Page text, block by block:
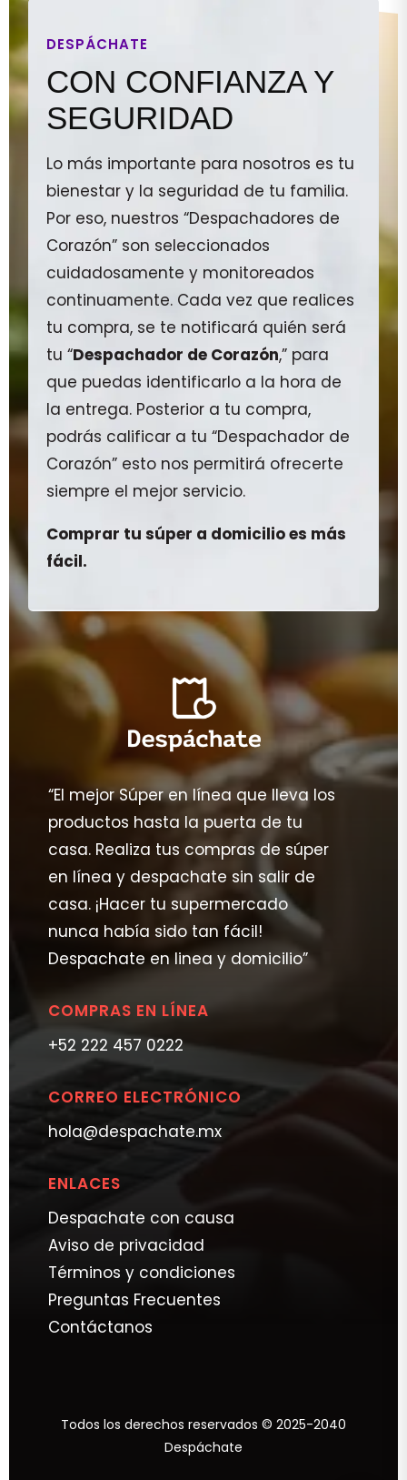
DESPÁCHATE
CON CONFIANZA Y
SEGURIDAD
Lo más importante para nosotros es tu
bienestar y la seguridad de tu familia.
Por eso, nuestros “Despachadores de
Corazón” son seleccionados
cuidadosamente y monitoreados
continuamente. Cada vez que realices
tu compra, se te notificará quién será
tu “Despachador de Corazón,” para
que puedas identificarlo a la hora de
la entrega. Posterior a tu compra,
podrás calificar a tu “Despachador de
Corazón” esto nos permitirá ofrecerte
siempre el mejor servicio.
Comprar tu súper a domicilio es más
fácil.
“El mejor Súper en línea que lleva los
productos hasta la puerta de tu
casa. Realiza tus compras de súper
en línea y despachate sin salir de
casa. ¡Hacer tu supermercado
nunca había sido tan fácil!
Despachate en linea y domicilio”
COMPRAS EN LÍNEA
+52 222 457 0222
CORREO ELECTRÓNICO
hola@despachate.mx
ENLACES
Despachate con causa
Aviso de privacidad
Términos y condiciones
Preguntas Frecuentes
Contáctanos
Todos los derechos reservados © 2025-2040
Despáchate